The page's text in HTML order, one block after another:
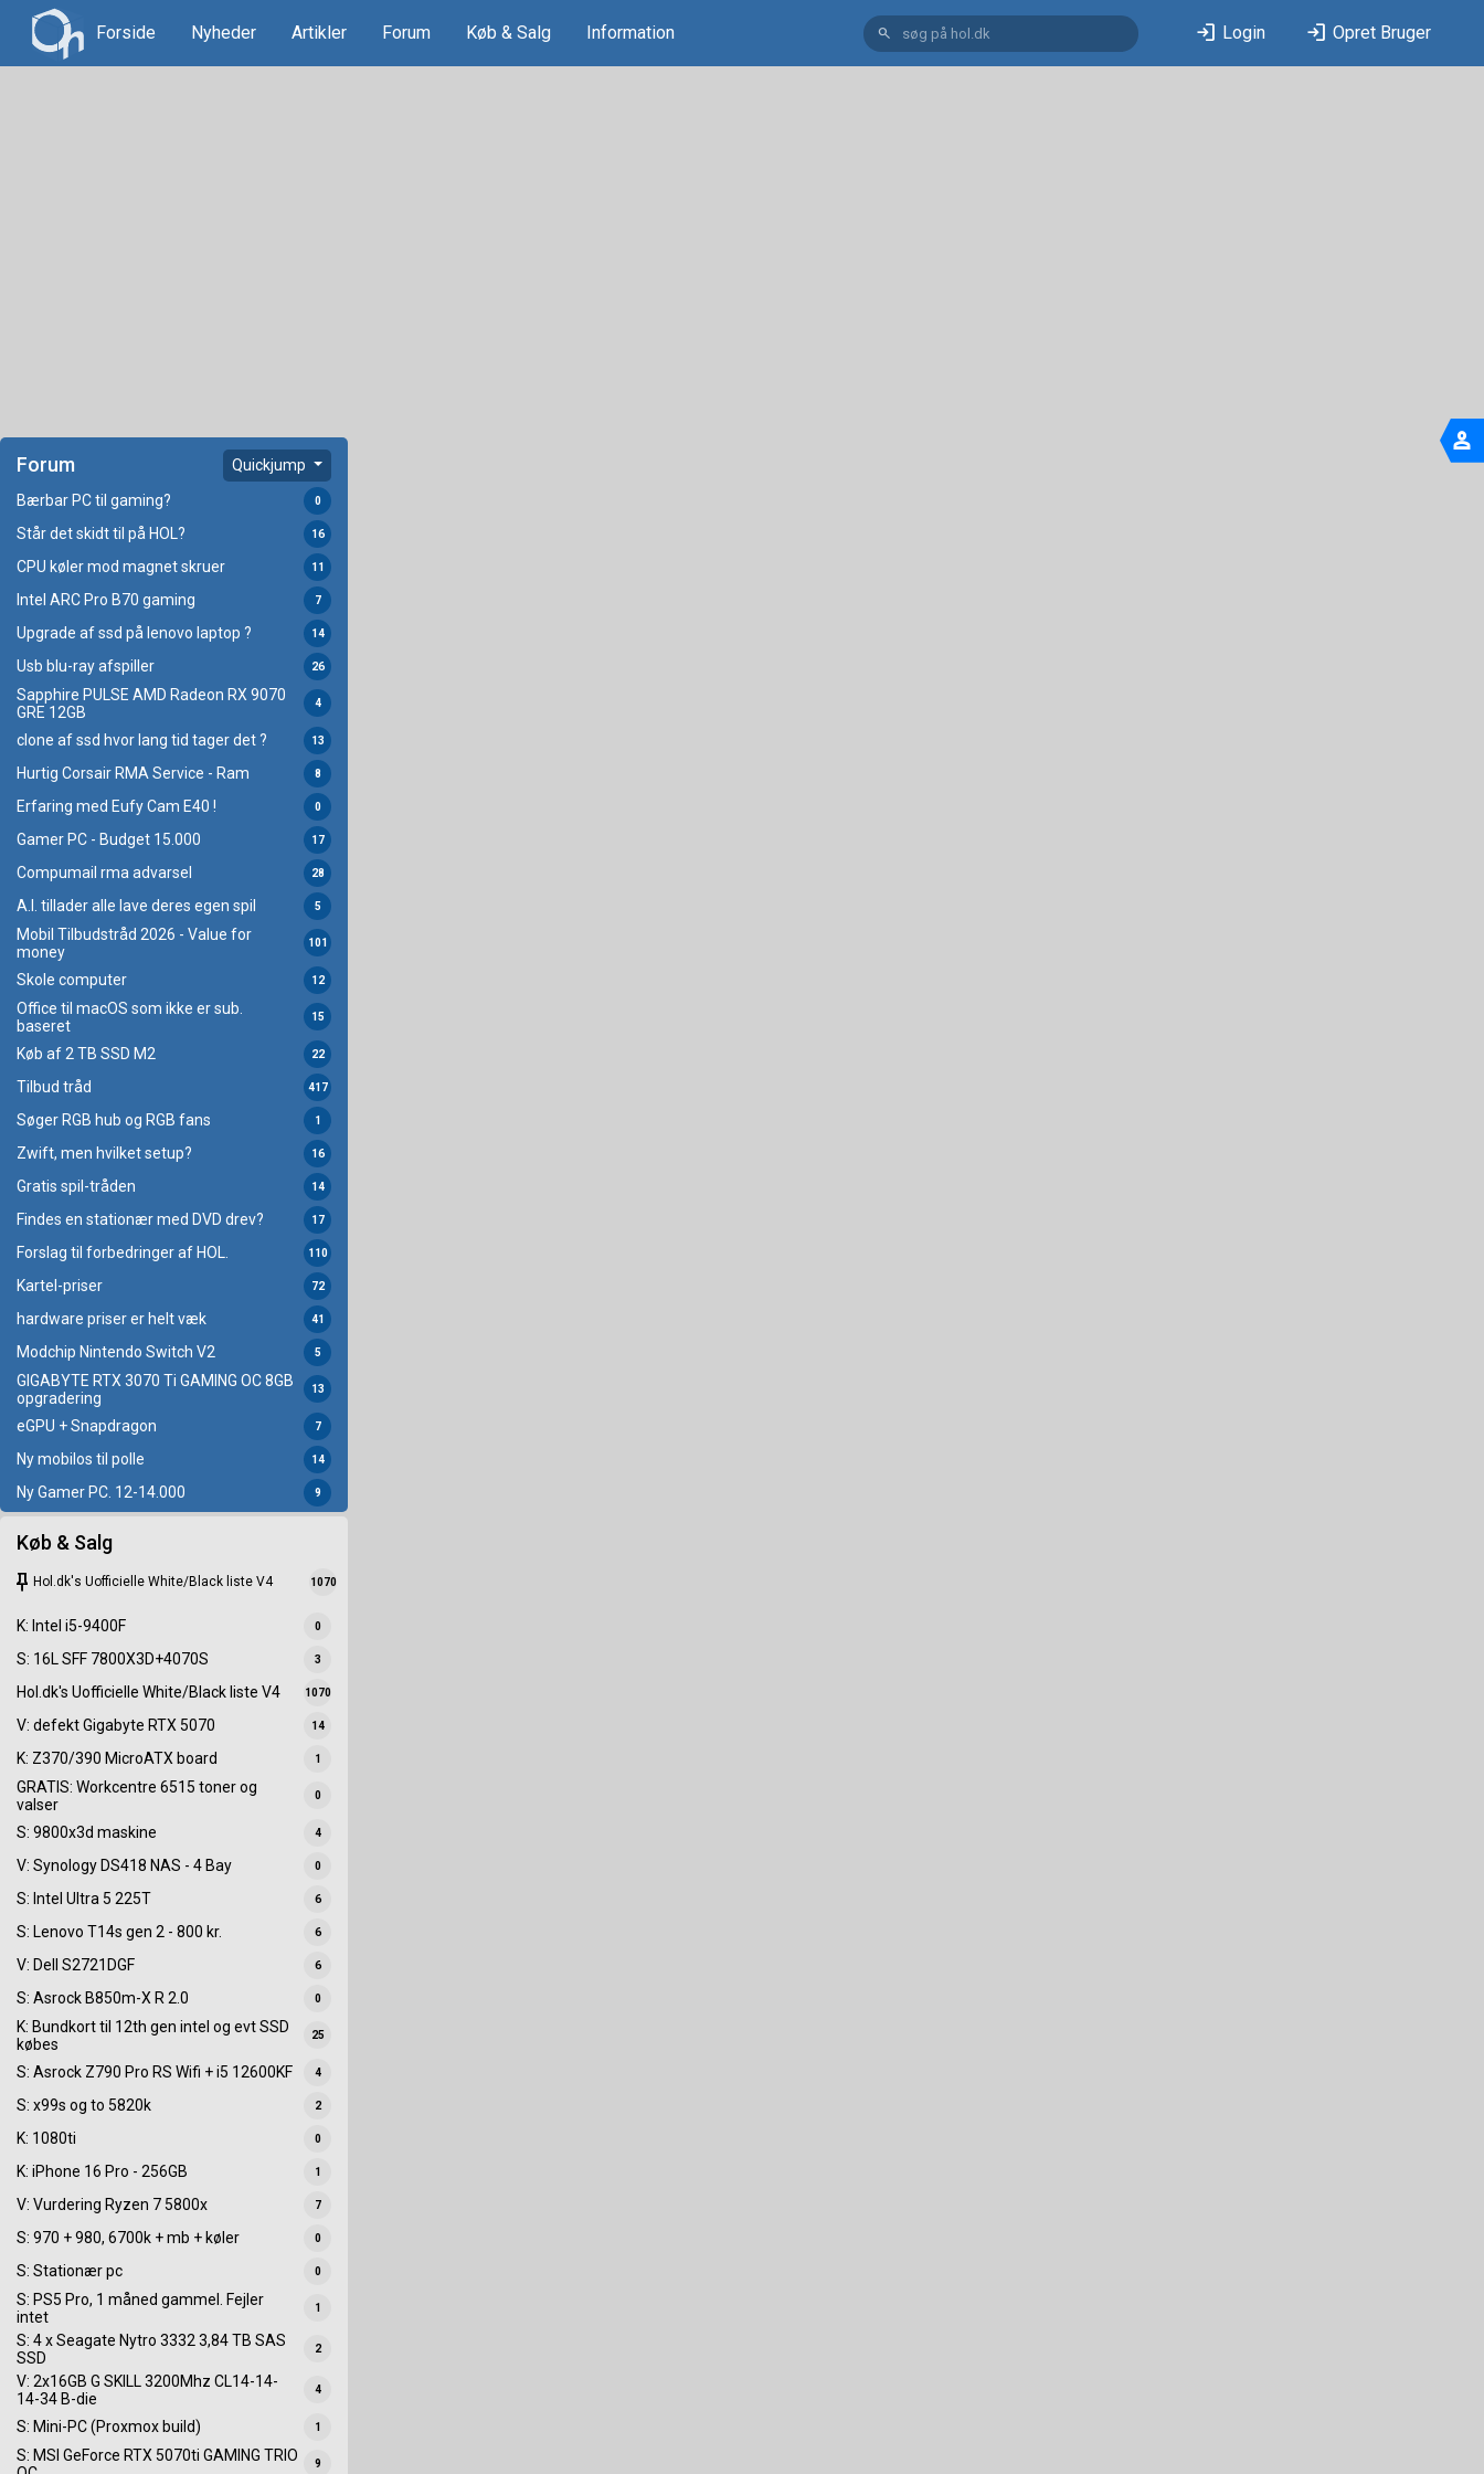
Forside Nyheder Artikler Forum Køb & Salg Information search login Login login Opret Bruger
Forum Quickjump
Bærbar PC til gaming? 0
Står det skidt til på HOL? 16
CPU køler mod magnet skruer 11
Intel ARC Pro B70 gaming 7
Upgrade af ssd på lenovo laptop ? 14
Usb blu-ray afspiller 26
Sapphire PULSE AMD Radeon RX 9070
GRE 12GB
4
clone af ssd hvor lang tid tager det ? 13
Hurtig Corsair RMA Service - Ram 8
Erfaring med Eufy Cam E40 ! 0
Gamer PC - Budget 15.000 17
Compumail rma advarsel 28
A.I. tillader alle lave deres egen spil 5
Mobil Tilbudstråd 2026 - Value for
money
101
Skole computer 12
Office til macOS som ikke er sub.
baseret
15
Køb af 2 TB SSD M2 22
Tilbud tråd 417
Søger RGB hub og RGB fans 1
Zwift, men hvilket setup? 16
Gratis spil-tråden 14
Findes en stationær med DVD drev? 17
Forslag til forbedringer af HOL. 110
Kartel-priser 72
hardware priser er helt væk 41
Modchip Nintendo Switch V2 5
GIGABYTE RTX 3070 Ti GAMING OC 8GB
opgradering
13
eGPU + Snapdragon 7
Ny mobilos til polle 14
Ny Gamer PC. 12-14.000 9
Køb & Salg
keep Hol.dk's Uofficielle White/Black liste V4 1070
K: Intel i5-9400F 0
S: 16L SFF 7800X3D+4070S 3
Hol.dk's Uofficielle White/Black liste V4 1070
V: defekt Gigabyte RTX 5070 14
K: Z370/390 MicroATX board 1
GRATIS: Workcentre 6515 toner og
valser
0
S: 9800x3d maskine 4
V: Synology DS418 NAS - 4 Bay 0
S: Intel Ultra 5 225T 6
S: Lenovo T14s gen 2 - 800 kr. 6
V: Dell S2721DGF 6
S: Asrock B850m-X R 2.0 0
K: Bundkort til 12th gen intel og evt SSD
købes
25
S: Asrock Z790 Pro RS Wifi + i5 12600KF 4
S: x99s og to 5820k 2
K: 1080ti 0
K: iPhone 16 Pro - 256GB 1
V: Vurdering Ryzen 7 5800x 7
S: 970 + 980, 6700k + mb + køler 0
S: Stationær pc 0
S: PS5 Pro, 1 måned gammel. Fejler
intet
1
S: 4 x Seagate Nytro 3332 3,84 TB SAS
SSD
2
V: 2x16GB G SKILL 3200Mhz CL14-14-
14-34 B-die
4
S: Mini-PC (Proxmox build) 1
S: MSI GeForce RTX 5070ti GAMING TRIO
9
person